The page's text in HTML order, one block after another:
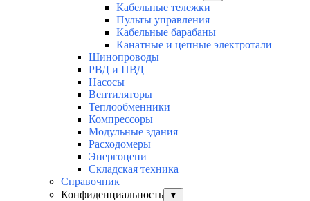
Кабельные тележки
Пульты управления
Кабельные барабаны
Канатные и цепные электротали
Шинопроводы
РВД и ПВД
Насосы
Вентиляторы
Теплообменники
Компрессоры
Модульные здания
Расходомеры
Энергоцепи
Складская техника
Справочник
Конфиденциальность
▼